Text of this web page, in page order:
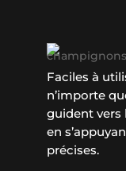
Faciles à
n’importe
guident vers
en
précises.